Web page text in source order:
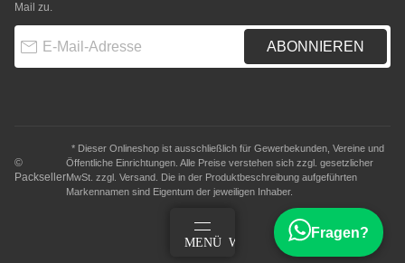
Mail zu.
ABONNIEREN
©
Packseller
* Dieser Onlineshop ist ausschließlich für Gewerbekunden, Vereine und
Öffentliche Einrichtungen. Alle Preise verstehen sich zzgl. gesetzlicher
MwSt. zzgl. Versand . Die in der Produktbeschreibung aufgeführten
Markennamen sind Eigentum der jeweiligen Inhaber.
MENÜ WARENKORB
Fragen?